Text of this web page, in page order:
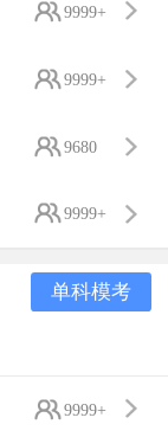
9999+
9999+
9680
9999+
单科模考
9999+